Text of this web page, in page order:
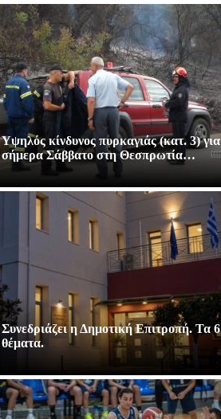
Υψηλός κίνδυνος πυρκαγιάς (κατ. 3) για
σήμερα Σάββατο στη Θεσπρωτία…
Συνεδριάζει η Δημοτική Επιτροπή. Τα 6
θέματα.